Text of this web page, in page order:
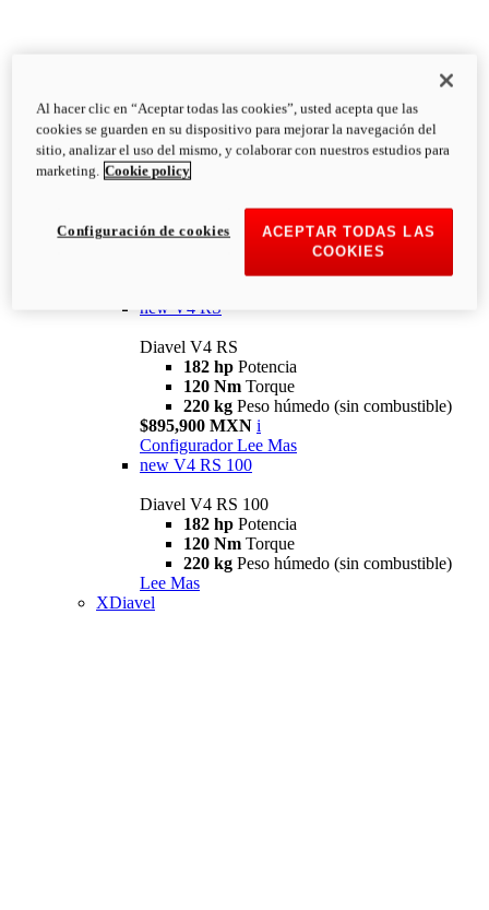
Diavel
V4
Diavel V4
126 NmTorque
223 kg
PESO HÚMEDO SIN
new V4 RS
Diavel V4 RS
182 hp Potencia
120 Nm Torque
220 kg Peso húmedo (sin combustible)
$895,900 MXN i
Configurador Lee Mas
new V4 RS 100
Diavel V4 RS 100
182 hp Potencia
120 Nm Torque
220 kg Peso húmedo (sin combustible)
Lee Mas
XDiavel
Al hacer clic en “Aceptar todas las cookies”, usted acepta que las
cookies se guarden en su dispositivo para mejorar la navegación del
sitio, analizar el uso del mismo, y colaborar con nuestros estudios para
marketing. Cookie policy
ACEPTAR TODAS LAS
COOKIES
Configuración de cookies